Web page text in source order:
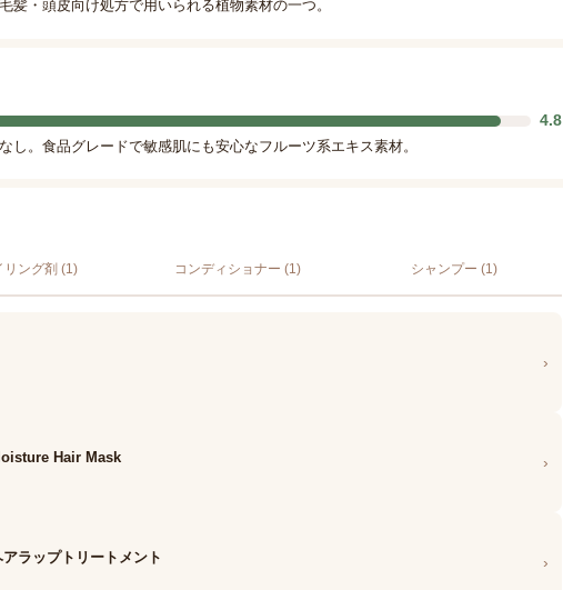
・頭皮向け処方で用いられる植物素材の一つ。
4.8
し。食品グレードで敏感肌にも安心なフルーツ系エキス素材。
リング剤 (1) コンディショナー (1) シャンプー (1)
›
Hair Mask ›
ラップトリートメント ›